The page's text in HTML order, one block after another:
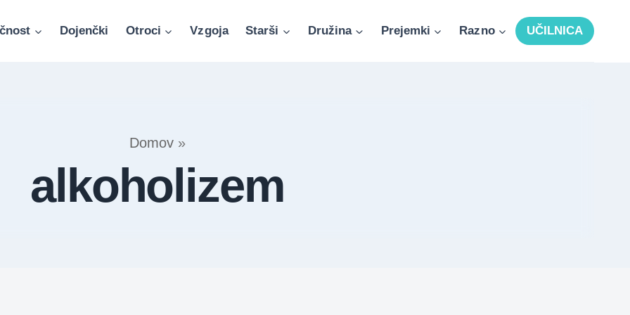
Dojenčki Otroci Vzgoja Starši Družina Prejemki Razno UČILNICA
Domov »
alkoholizem